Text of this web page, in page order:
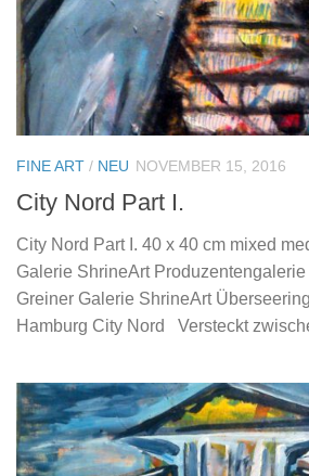
FINE ART / NEU NOVEMBER 15, 2016
City Nord Part I.
City Nord Part I. 40 x 40 cm mixed
Galerie ShrineArt
Greiner Galerie ShrineArt
Hamburg City Nord Versteckt